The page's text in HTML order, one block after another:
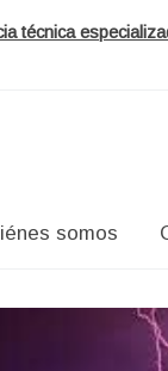
técnica
somos